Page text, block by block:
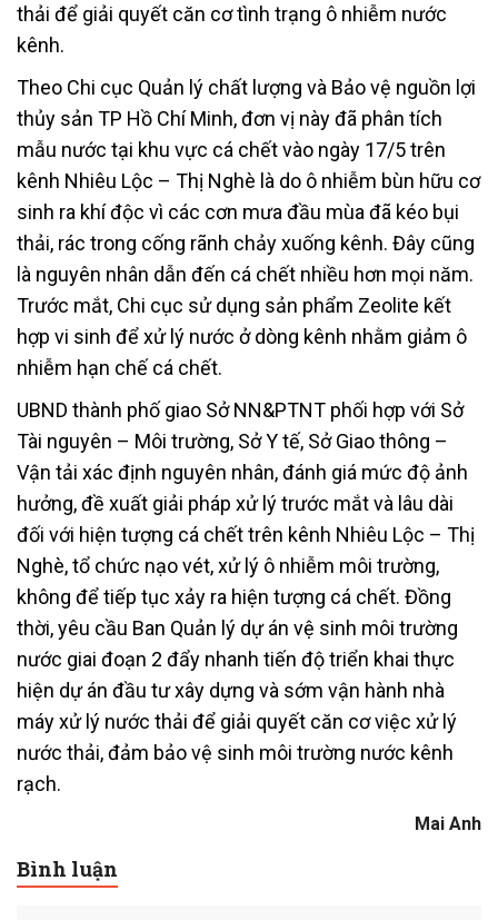
thải để giải quyết căn cơ tình trạng ô nhiễm nước
kênh.
Theo Chi cục Quản lý chất lượng và Bảo vệ nguồn lợi
thủy sản TP Hồ Chí Minh, đơn vị này đã phân tích
mẫu nước tại khu vực cá chết vào ngày 17/5 trên
kênh Nhiêu Lộc – Thị Nghè là do ô nhiễm bùn hữu cơ
sinh ra khí độc vì các cơn mưa đầu mùa đã kéo bụi
thải, rác trong cống rãnh chảy xuống kênh. Đây cũng
là nguyên nhân dẫn đến cá chết nhiều hơn mọi năm.
Trước mắt, Chi cục sử dụng sản phẩm Zeolite kết
hợp vi sinh để xử lý nước ở dòng kênh nhằm giảm ô
nhiễm hạn chế cá chết.
UBND thành phố giao Sở NN&PTNT phối hợp với Sở
Tài nguyên – Môi trường, Sở Y tế, Sở Giao thông –
Vận tải xác định nguyên nhân, đánh giá mức độ ảnh
hưởng, đề xuất giải pháp xử lý trước mắt và lâu dài
đối với hiện tượng cá chết trên kênh Nhiêu Lộc – Thị
Nghè, tổ chức nạo vét, xử lý ô nhiễm môi trường,
không để tiếp tục xảy ra hiện tượng cá chết. Đồng
thời, yêu cầu Ban Quản lý dự án vệ sinh môi trường
nước giai đoạn 2 đẩy nhanh tiến độ triển khai thực
hiện dự án đầu tư xây dựng và sớm vận hành nhà
máy xử lý nước thải để giải quyết căn cơ việc xử lý
nước thải, đảm bảo vệ sinh môi trường nước kênh
rạch.
Mai Anh
Bình luận